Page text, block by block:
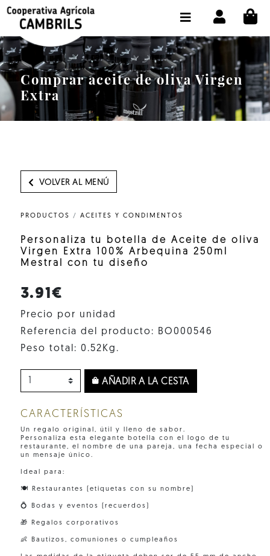
Comprar aceite de oliva Virgen
Extra
VOLVER AL MENÚ
PRODUCTOS / ACEITES Y CONDIMENTOS
Personaliza tu botella de Aceite de oliva
Virgen Extra 100% Arbequina 250ml
Mestral con tu diseño
3.91€
Precio por unidad
Referencia del producto: BO000546
Peso total: 0.52Kg.
AÑADIR A LA CESTA
CARACTERÍSTICAS
Un regalo original, útil y lleno de sabor.
Personaliza esta elegante botella con el logo de tu
restaurante, el nombre de una pareja, una fecha especial o
un mensaje único.
Ideal para:
🍽 Restaurantes (etiquetas con su nombre)
💍 Bodas y eventos (recuerdos)
🎁 Regalos corporativos
👶 Bautizos, comuniones o cumpleaños
TIENDA COMPRA ONLINE
LA COOPERATIVA
OLEOTOUR
PRODUCTOS
SELECCIONAR IDIOMA :